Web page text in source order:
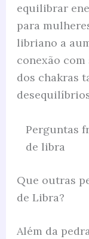
equilibrar
para
libriano a
conexão
dos chakras
Perguntas
de libra
Que outras
de Libra?
Além da